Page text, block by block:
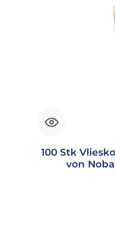
100 Stk
von